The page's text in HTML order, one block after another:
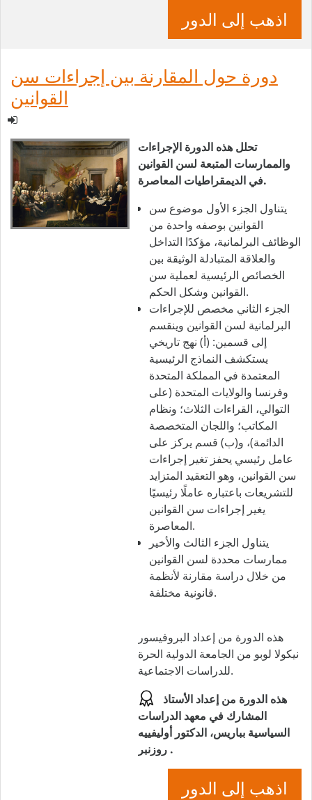
اذهب إلى الدور
دورة حول المقارنة بين إجراءات سن
القوانين
تحلل هذه الدورة الإجراءات
والممارسات المتبعة لسن القوانين
في الديمقراطيات المعاصرة.
يتناول الجزء الأول موضوع سن
القوانين بوصفه واحدة من
الوظائف البرلمانية، مؤكدًا التداخل
والعلاقة المتبادلة الوثيقة بين
الخصائص الرئيسية لعملية سن
القوانين وشكل الحكم.
الجزء الثاني مخصص للإجراءات
البرلمانية لسن القوانين وينقسم
إلى قسمين: (أ) نهج تاريخي
يستكشف النماذج الرئيسية
المعتمدة في المملكة المتحدة
وفرنسا والولايات المتحدة (على
التوالي، القراءات الثلاث؛ ونظام
المكاتب؛ واللجان المتخصصة
الدائمة)، و(ب) قسم يركز على
عامل رئيسي يحفز تغير إجراءات
سن القوانين، وهو التعقيد المتزايد
للتشريعات باعتباره عاملًا رئيسيًا
يغير إجراءات سن القوانين
المعاصرة.
يتناول الجزء الثالث والأخير
ممارسات محددة لسن القوانين
من خلال دراسة مقارنة لأنظمة
قانونية مختلفة.
هذه الدورة من إعداد البروفيسور
نيكولا لوبو من الجامعة الدولية الحرة
للدراسات الاجتماعية.
المشارك في معهد الدراسات
السياسية بباريس، الدكتور أوليفييه
روزنبر .
اذهب إلى الدور